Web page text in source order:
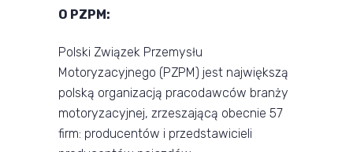
O PZPM:
Polski Związek Przemysłu
Motoryzacyjnego (PZPM) jest największą
polską organizacją pracodawców branży
motoryzacyjnej, zrzeszającą obecnie 57
firm: producentów i przedstawicieli